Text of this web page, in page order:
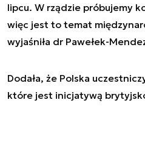
lipcu. W rządzie próbujemy
więc jest to temat
wyjaśniła dr Pawełek-
Dodała, że Polska
które jest inicjatywą